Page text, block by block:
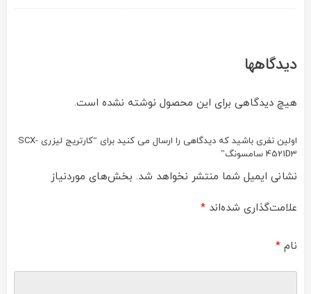
دیدگاهها
هیچ دیدگاهی برای این محصول نوشته نشده است.
اولین نفری باشید که دیدگاهی را ارسال می کنید برای “کارتریج لیزری SCX-
4521D3 سامسونگ”
نشانی ایمیل شما منتشر نخواهد شد. بخش‌های موردنیاز
علامت‌گذاری شده‌اند *
نام *